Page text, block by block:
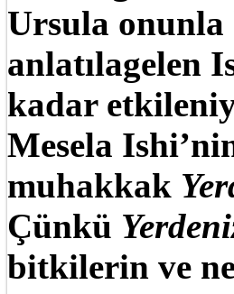
Ursula onunla
anlatılagelen
kadar
Mesela
muhakkak
Çünkü
bitkilerin ve